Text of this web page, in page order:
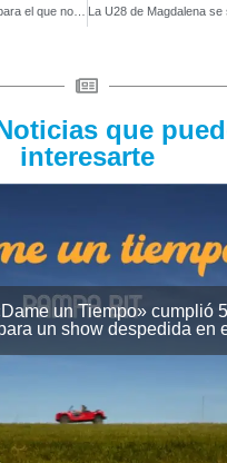
que
interesarte
un Tiempo» cumplió
un show despedida en